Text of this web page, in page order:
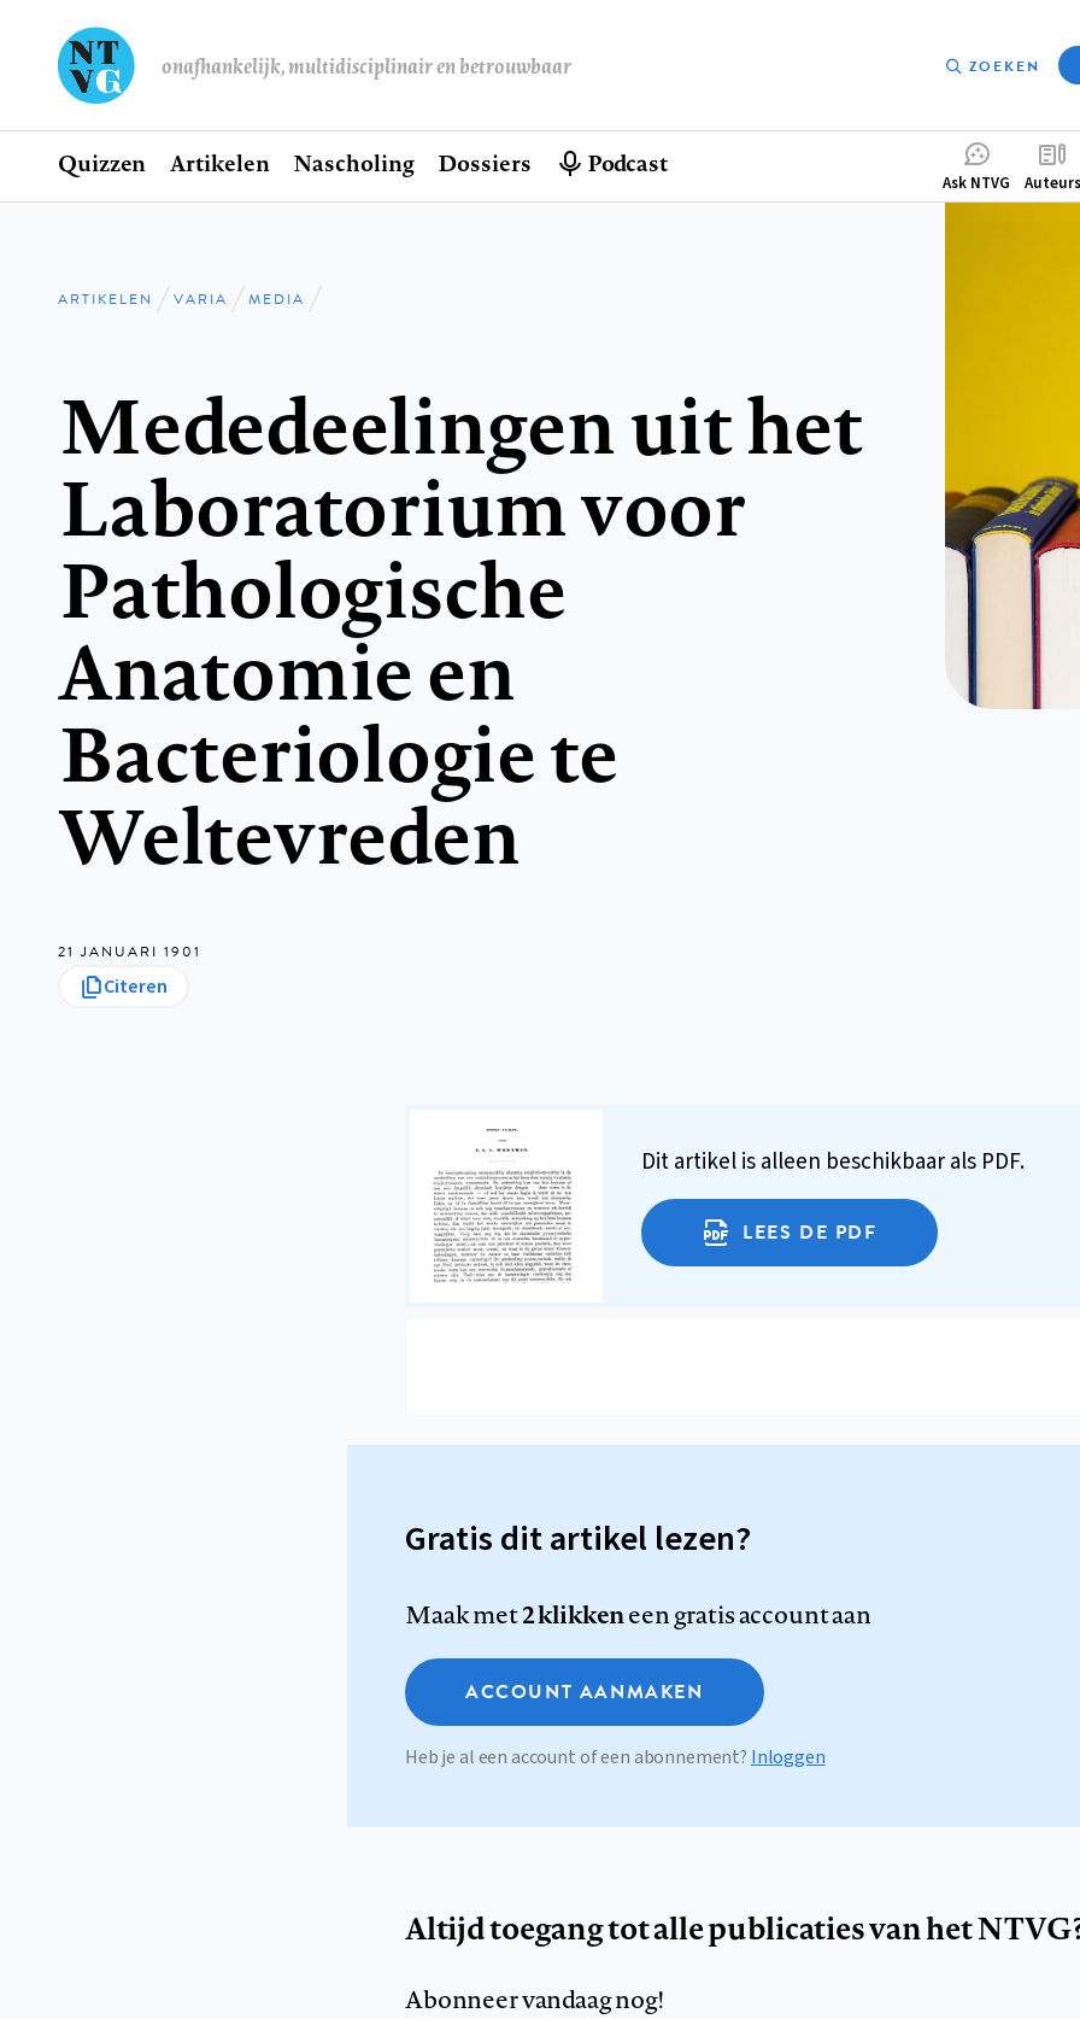
onafhankelijk, multidisciplinair en betrouwbaar ZOEKEN
Hoofdnavigatie
Home
Quizzen Artikelen Nascholing Dossiers Podcast
Ask NTVG Auteurs
Kruimelpad
ARTIKELEN VARIA MEDIA
Mededeelingen uit het
Laboratorium voor
Pathologische
Anatomie en
Bacteriologie te
Weltevreden
21 JANUARI 1901
Citeren
Dit artikel is alleen beschikbaar als PDF.
LEES DE PDF
Gratis dit artikel lezen?
Maak met2 klikkeneen gratis account aan
ACCOUNT AANMAKEN
Heb je al een account of een abonnement? Inloggen
Altijd toegang tot alle publicaties van het
Abonneer vandaag nog!